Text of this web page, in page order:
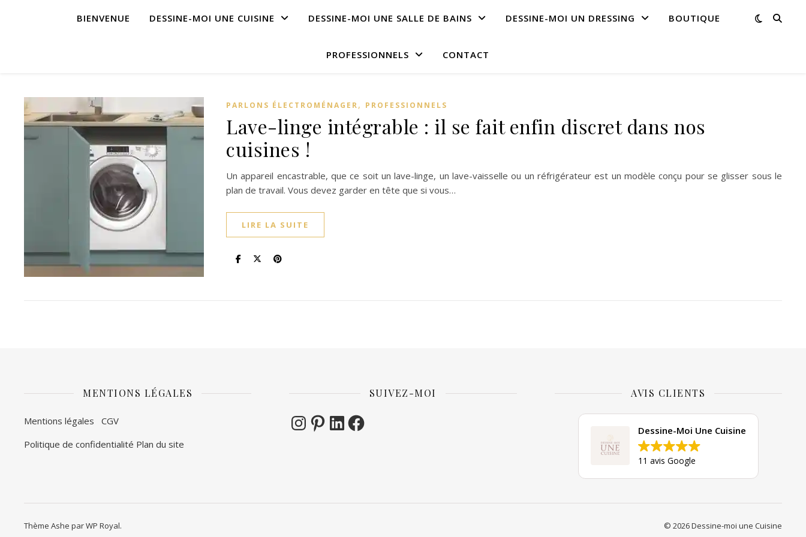
BIENVENUE DESSINE-MOI UNE CUISINE DESSINE-MOI UNE SALLE DE BAINS DESSINE-MOI UN DRESSING BOUTIQUE
PROFESSIONNELS CONTACT
PARLONS ÉLECTROMÉNAGER, PROFESSIONNELS
Lave-linge intégrable : il se fait enfin discret dans nos
cuisines !
Un appareil encastrable, que ce soit un lave-linge, un lave-vaisselle ou un réfrigérateur est un modèle conçu pour se glisser sous le
plan de travail. Vous devez garder en tête que si vous…
LIRE LA SUITE
MENTIONS LÉGALES
Mentions légales CGV
Politique de confidentialité Plan du site
SUIVEZ-MOI
Instagram
PinterestLinkedInFacebook
AVIS CLIENTS
Dessine-Moi Une Cuisine
11 avis Google
© 2026 Dessine-moi une Cuisine
Thème Ashe parWP Royal.